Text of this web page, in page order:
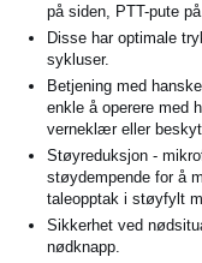
på siden, PTT-pute
Disse har optimale
sykluser.
Betjening med
enkle å operere med
verneklær eller
Støyreduksjon -
støydempende for å
taleopptak i støyfylt
Sikkerhet ved
nødknapp.